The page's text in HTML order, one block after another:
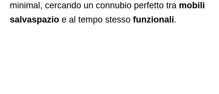
minimal, cercando un connubio perfetto tra mobili
salvaspazio e al tempo stesso funzionali.